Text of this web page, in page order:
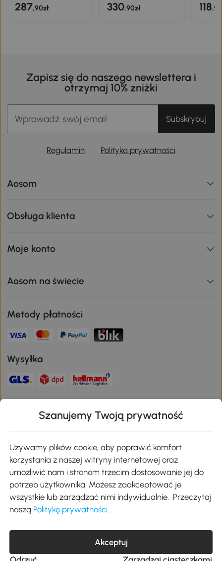
287,90zł 330,90zł 118
Zapisz się do naszego newslettera i
otrzymaj 10% zniżki
Subskrybuj
Regulamin Polityka prywatności
Aosom
Obsługa klienta
Moje konto
Aosom na świecie
Metody płatności
Wysyłka
Pobierz aplikację Aosom
Google Play
kontakt@aosom.pl
MH Handel GmbH, Wendenstraße 309, 20537 Hamburg Pon.-piąt.:
Szanujemy Twoją prywatność
Używamy plików cookie, aby poprawić komfort
korzystania z naszej witryny internetowej oraz
umożliwić nam i stronom trzecim dostosowanie jej do
potrzeb użytkownika. Możesz zaakceptować je
wszystkie lub zarządzać nimi indywidualnie. Przeczytaj
naszą Politykę prywatności.
Akceptuj